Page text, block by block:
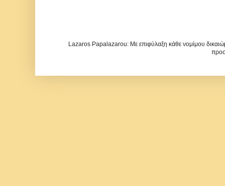
Lazaros Papalazarou: Με επιφύλαξη κάθε νομίμου